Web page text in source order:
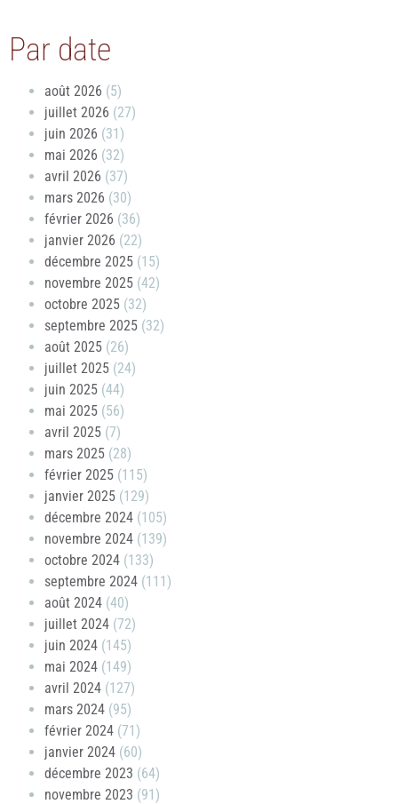
Par date
août 2026 (5)
juillet 2026 (27)
juin 2026 (31)
mai 2026 (32)
avril 2026 (37)
mars 2026 (30)
février 2026 (36)
janvier 2026 (22)
décembre 2025 (15)
novembre 2025 (42)
octobre 2025 (32)
septembre 2025 (32)
août 2025 (26)
juillet 2025 (24)
juin 2025 (44)
mai 2025 (56)
avril 2025 (7)
mars 2025 (28)
février 2025 (115)
janvier 2025 (129)
décembre 2024 (105)
novembre 2024 (139)
octobre 2024 (133)
septembre 2024 (111)
août 2024 (40)
juillet 2024 (72)
juin 2024 (145)
mai 2024 (149)
avril 2024 (127)
mars 2024 (95)
février 2024 (71)
janvier 2024 (60)
décembre 2023 (64)
novembre 2023 (91)